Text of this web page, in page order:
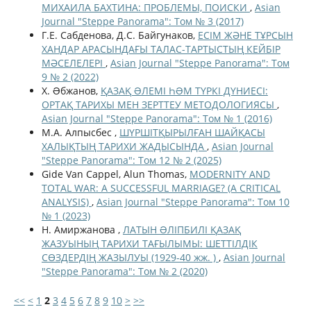
МИХАИЛА БАХТИНА: ПРОБЛЕМЫ, ПОИСКИ , Asian
Journal "Steppe Panorama": Том № 3 (2017)
Г.Е. Сабденова, Д.С. Байгунаков, ЕСІМ ЖӘНЕ ТҰРСЫН
ХАНДАР АРАСЫНДАҒЫ ТАЛАС-ТАРТЫСТЫҢ КЕЙБІР
МӘСЕЛЕЛЕРІ , Asian Journal "Steppe Panorama": Том
9 № 2 (2022)
Х. Əбжанов, ҚАЗАҚ ƏЛЕМІ ҺƏМ ТҮРКІ ДҮНИЕСІ:
ОРТАҚ ТАРИХЫ МЕН ЗЕРТТЕУ МЕТОДОЛОГИЯСЫ ,
Asian Journal "Steppe Panorama": Том № 1 (2016)
М.А. Алпысбес , ШҮРШІТҚЫРЫЛҒАН ШАЙҚАСЫ
ХАЛЫҚТЫҢ ТАРИХИ ЖАДЫСЫНДА , Asian Journal
"Steppe Panorama": Том 12 № 2 (2025)
Gide Van Cappel, Alun Thomas, MODERNITY AND
TOTAL WAR: A SUCCESSFUL MARRIAGE? (A CRITICAL
ANALYSIS) , Asian Journal "Steppe Panorama": Том 10
№ 1 (2023)
Н. Амиржанова , ЛАТЫН ƏЛІПБИЛІ ҚАЗАҚ
ЖАЗУЫНЫҢ ТАРИХИ ТАҒЫЛЫМЫ: ШЕТТІЛДІК
СӨЗДЕРДІҢ ЖАЗЫЛУЫ (1929-40 жж. ) , Asian Journal
"Steppe Panorama": Том № 2 (2020)
<< < 1 2 3 4 5 6 7 8 9 10 > >>